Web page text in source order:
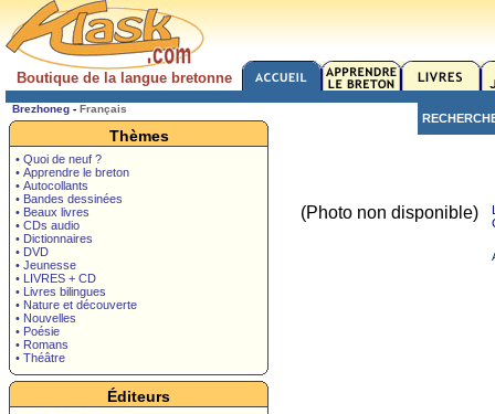
Boutique de la langue bretonne
Brezhoneg - Français
Thèmes
• Quoi de neuf ?
• Apprendre le breton
• Autocollants
• Bandes dessinées
• Beaux livres
• CDs audio
• Dictionnaires
• DVD
• Jeunesse
• LIVRES + CD
• Livres bilingues
• Nature et découverte
• Nouvelles
• Poésie
• Romans
• Théâtre
Éditeurs
(Photo non disponible)